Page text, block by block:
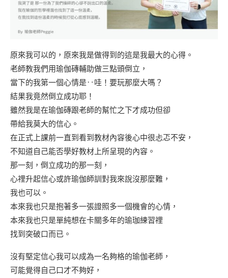
原來我可以的，原來我是做得到的這是我最大的心得。
老師教我們用瑜伽磚輔助做三點頭倒立，
當下的我第一個心情是‥哇！要玩那麼大嗎？
結果我竟然倒立成功耶！
雖然我是在瑜伽磚跟老師的幫忙之下才成功但卻
帶給我莫大的信心。
在正式上課前一直到看到教材內容後心中很忐忑不安，
不知道自己能否學好教材上所呈現的內容。
那一刻，倒立成功的那一刻，
心𥚃升起信心或許瑜伽師訓對我來說沒那麼難，
我也可以。
本來我也只是抱著多一張證照多一個機會的心情，
本來我也只是單純想在卡關多年的瑜珈練習𥚃
找到突破口而已。
沒有堅定信心我可以成為一名夠格的瑜伽老師，
可能覺得自己口才不夠好，